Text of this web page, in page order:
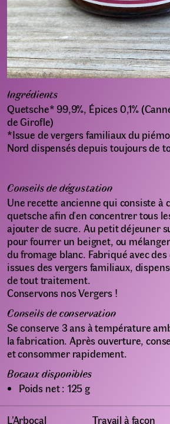
Ingrédients
Quetsche* 99,9%, Épices 0,1%
de Girofle)
*Issue de vergers familiaux du
Nord dispensés depuis toujours de
Conseils de dégustation
Une recette ancienne qui consiste à
quetsche afin d'en concentrer tous
ajouter de sucre. Au petit déjeuner
pour fourrer un beignet, ou
du fromage blanc. Fabriqué avec
issues des vergers familiaux,
de tout traitement.
Conservons nos Vergers !
Conseils de conservation
Se conserve 3 ans à température
la fabrication. Après ouverture,
et consommer rapidement.
Bocaux disponibles
Poids net : 125 g
L’Arbocal Travail à façon